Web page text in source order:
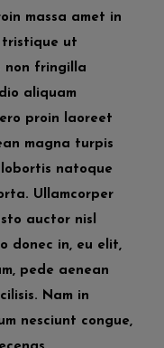
massa amet in
tristique ut
non fringilla
aliquam
proin laoreet
magna turpis
natoque
Ullamcorper
auctor nisl
donec in, eu elit,
pede aenean
Nam in
nesciunt congue,